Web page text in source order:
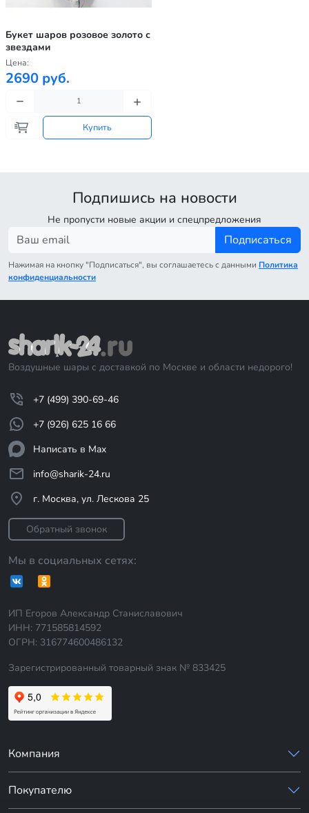
Букет шаров розовое золото с
звездами
Цена:
2690 руб.
Купить
Подпишись на новости
Не пропусти новые акции и спецпредложения
Подписаться
Нажимая на кнопку "Подписаться", вы соглашаетесь с данными Политика
конфиденциальности
Воздушные шары с доставкой по Москве и области недорого!
+7 (499) 390-69-46
+7 (926) 625 16 66
Написать в Max
info@sharik-24.ru
г. Москва, ул. Лескова 25
Обратный звонок
Мы в социальных сетях:
ИП Егоров Александр Станиславович
ИНН: 771585814592
ОГРН: 316774600486132
Зарегистрированный товарный знак № 833425
Компания
Покупателю